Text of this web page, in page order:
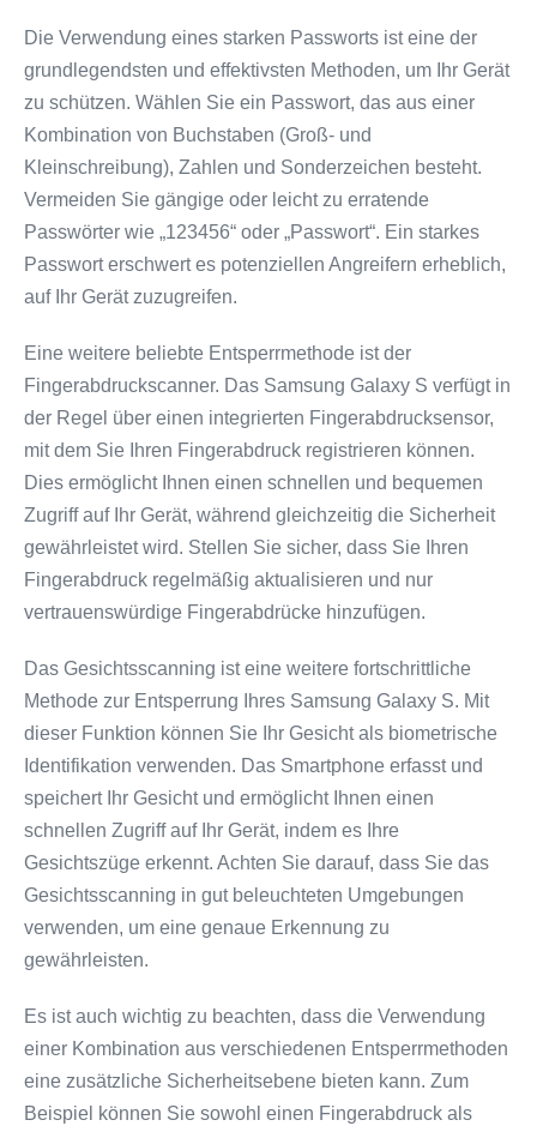
Die Verwendung eines starken Passworts ist eine der
grundlegendsten und effektivsten Methoden, um Ihr Gerät
zu schützen. Wählen Sie ein Passwort, das aus einer
Kombination von Buchstaben (Groß- und
Kleinschreibung), Zahlen und Sonderzeichen besteht.
Vermeiden Sie gängige oder leicht zu erratende
Passwörter wie „123456“ oder „Passwort“. Ein starkes
Passwort erschwert es potenziellen Angreifern erheblich,
auf Ihr Gerät zuzugreifen.
Eine weitere beliebte Entsperrmethode ist der
Fingerabdruckscanner. Das Samsung Galaxy S verfügt in
der Regel über einen integrierten Fingerabdrucksensor,
mit dem Sie Ihren Fingerabdruck registrieren können.
Dies ermöglicht Ihnen einen schnellen und bequemen
Zugriff auf Ihr Gerät, während gleichzeitig die Sicherheit
gewährleistet wird. Stellen Sie sicher, dass Sie Ihren
Fingerabdruck regelmäßig aktualisieren und nur
vertrauenswürdige Fingerabdrücke hinzufügen.
Das Gesichtsscanning ist eine weitere fortschrittliche
Methode zur Entsperrung Ihres Samsung Galaxy S. Mit
dieser Funktion können Sie Ihr Gesicht als biometrische
Identifikation verwenden. Das Smartphone erfasst und
speichert Ihr Gesicht und ermöglicht Ihnen einen
schnellen Zugriff auf Ihr Gerät, indem es Ihre
Gesichtszüge erkennt. Achten Sie darauf, dass Sie das
Gesichtsscanning in gut beleuchteten Umgebungen
verwenden, um eine genaue Erkennung zu
gewährleisten.
Es ist auch wichtig zu beachten, dass die Verwendung
einer Kombination aus verschiedenen Entsperrmethoden
eine zusätzliche Sicherheitsebene bieten kann. Zum
Beispiel können Sie sowohl einen Fingerabdruck als